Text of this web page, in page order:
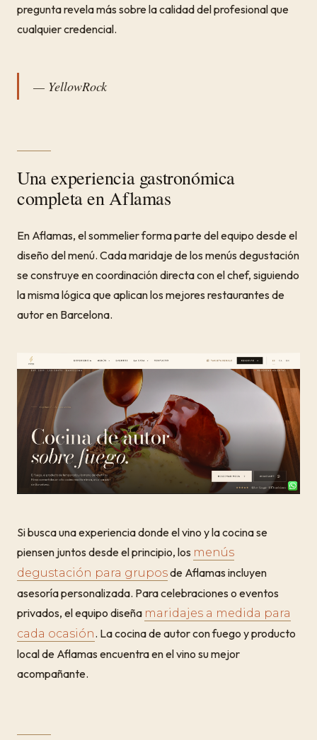
pregunta revela más sobre la calidad del profesional que
cualquier credencial.
— YellowRock
Una experiencia gastronómica
completa en Aflamas
En Aflamas, el sommelier forma parte del equipo desde el
diseño del menú. Cada maridaje de los menús degustación
se construye en coordinación directa con el chef, siguiendo
la misma lógica que aplican los mejores restaurantes de
autor en Barcelona.
Si busca una experiencia donde el vino y la cocina se
piensen juntos desde el principio, los menús
degustación para gruposde Aflamas incluyen
asesoría personalizada. Para celebraciones o eventos
privados, el equipo diseña maridajes a medida para
cada ocasión. La cocina de autor con fuego y producto
local de Aflamas encuentra en el vino su mejor
acompañante.